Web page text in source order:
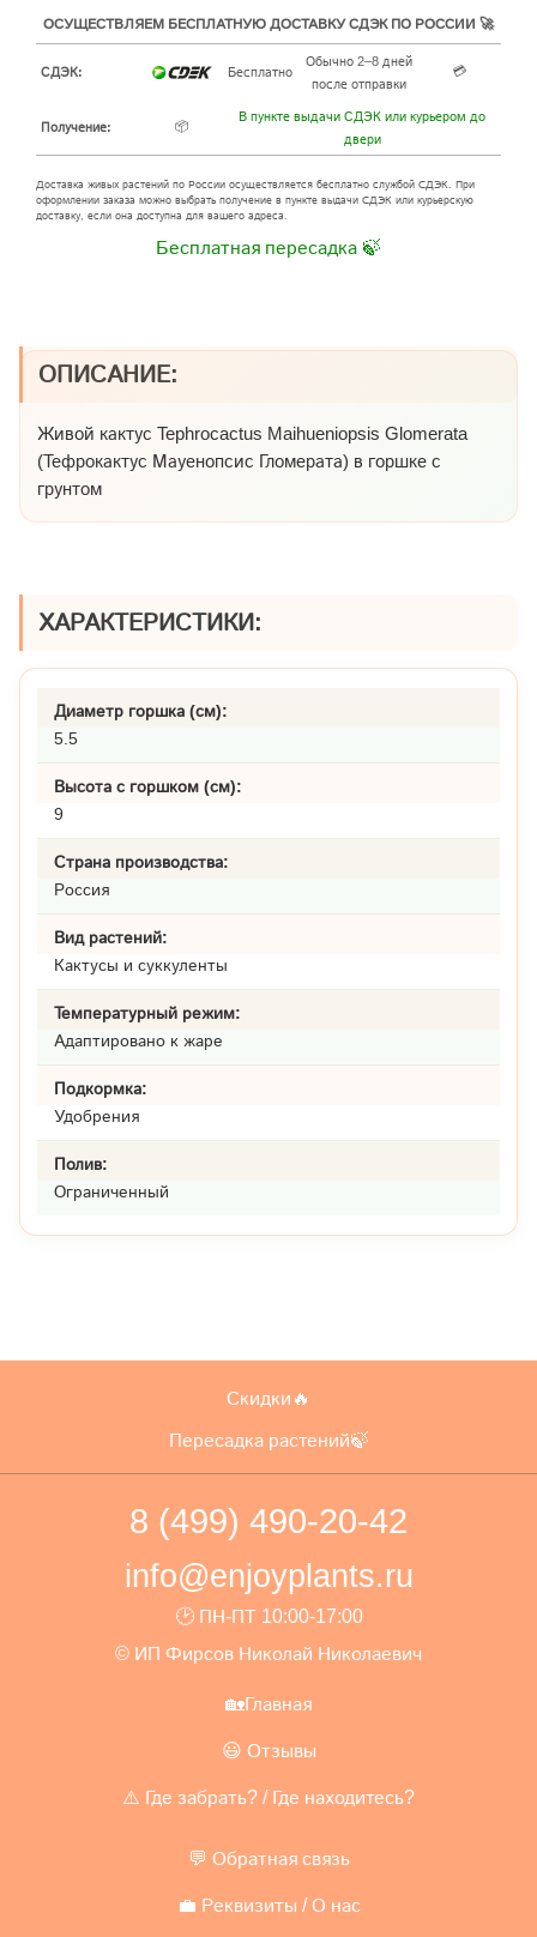
ОСУЩЕСТВЛЯЕМ БЕСПЛАТНУЮ ДОСТАВКУ СДЭК ПО РОССИИ 🚀
СДЭК: Бесплатно
Обычно 2–8 дней
после отправки
💳
Получение: 📦
В пункте выдачи СДЭК или курьером до
двери
Доставка живых растений по России осуществляется бесплатно службой СДЭК. При
оформлении заказа можно выбрать получение в пункте выдачи СДЭК или курьерскую
доставку, если она доступна для вашего адреса.
Бесплатная пересадка 🍃
ОПИСАНИЕ:
Живой кактус Tephrocactus Maihueniopsis Glomerata
(Тефрокактус Мауенопсис Гломерата) в горшке с
грунтом
ХАРАКТЕРИСТИКИ:
Диаметр горшка (см):
5.5
Высота с горшком (см):
9
Страна производства:
Россия
Вид растений:
Кактусы и суккуленты
Температурный режим:
Адаптировано к жаре
Подкормка:
Удобрения
Полив:
Ограниченный
Скидки🔥
Пересадка растений🍃
8 (499) 490-20-42
info@enjoyplants.ru
🕑 ПН-ПТ 10:00-17:00
© ИП Фирсов Николай Николаевич
🏡Главная
😃 Отзывы
⚠️ Где забрать? / Где находитесь?
💬 Обратная связь
💼 Реквизиты / О нас